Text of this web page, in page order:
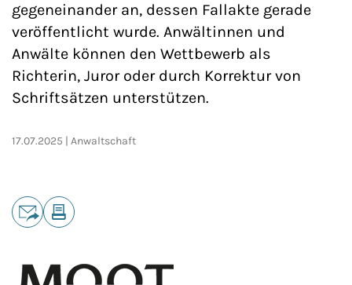
gegeneinander an, dessen Fallakte gerade
veröffentlicht wurde. Anwältinnen und
Anwälte können den Wettbewerb als
Richterin, Juror oder durch Korrektur von
Schriftsätzen unterstützen.
17.07.2025 Anwaltschaft
Teilen